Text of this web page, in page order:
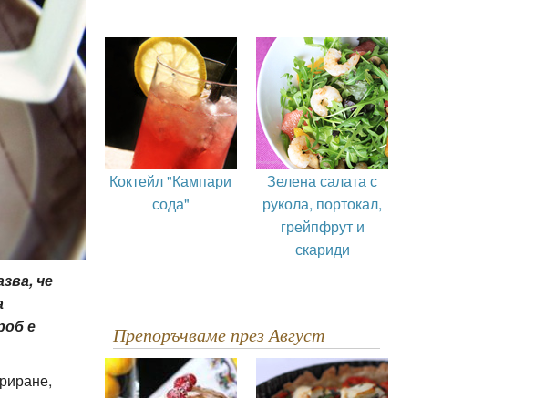
че
е
Коктейл "Кампари
сода"
Зелена салата с
рукола, портокал,
грейпфрут и
скариди
Препоръчваме през Август